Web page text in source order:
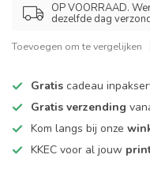
OP VOORRAAD.
dezelfde dag
Toevoegen om te vergelijken
Gratis cadeau
Gratis verzending
Kom langs bij onze
KKEC voor al jouw